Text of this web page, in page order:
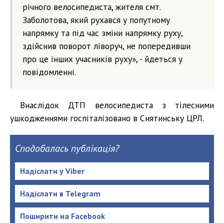
річного велосипедиста, жителя смт.
Заболотова, який рухався у попутному
напрямку та під час зміни напрямку руху,
здійснив поворот ліворуч, не попередивши
про це інших учасників руху», - йдеться у
повідомленні.
Внаслідок ДТП велосипедиста з тілесними
ушкодженнями госпіталізовано в Снятинську ЦРЛ.
Сподобалась публікація?
Надіслати у Viber
Надіслати в Telegram
Поширити на Facebook